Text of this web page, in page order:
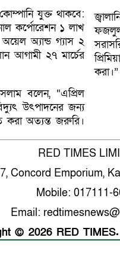
যুক্ত থাকবে:
কর্পোরেশন ১ লাখ
অয়েল অ্যান্ড গ্যাস ২
আগামী ২৭ মার্চের
বলেন, “এপ্রিল
উৎপাদনের জন্য
করা অত্যন্ত জরুরি।
ফজলুল
করা।”
RED TIMES
Concord Emporium,
Mobile: 017111-
Email:
© 2026 RED